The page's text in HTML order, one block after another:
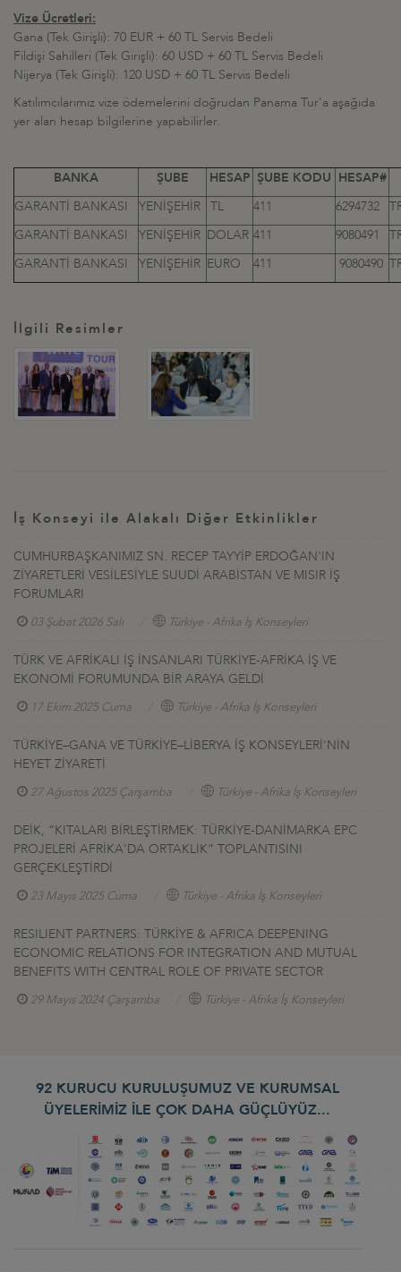
Vize Ücretleri:
Gana (Tek Girişli): 70 EUR + 60 TL Servis Bedeli
Fildişi Sahilleri (Tek Girişli): 60 USD + 60 TL Servis Bedeli
Nijerya (Tek Girişli): 120 USD + 60 TL Servis Bedeli
Katılımcılarımız vize ödemelerini doğrudan Panama Tur'a aşağıda
yer alan hesap bilgilerine yapabilirler.
BANKA ŞUBE HESAP ŞUBE KODU HESAP#
GARANTİ BANKASI
YENİŞEHİR TL 411 6294732
GARANTİ BANKASI
YENİŞEHİR DOLAR 411 9080491
GARANTİ BANKASI
YENİŞEHİR EURO 411 9080490
İlgili Resimler
İş Konseyi ile Alakalı Diğer Etkinlikler
CUMHURBAŞKANIMIZ SN. RECEP TAYYİP ERDOĞAN'IN
ZİYARETLERİ VESİLESİYLE SUUDİ ARABİSTAN VE MISIR İŞ
FORUMLARI
03 Şubat 2026 Salı Türkiye - Afrika İş Konseyleri
TÜRK VE AFRİKALI İŞ İNSANLARI TÜRKİYE-AFRİKA İŞ VE
EKONOMİ FORUMUNDA BİR ARAYA GELDİ
17 Ekim 2025 Cuma Türkiye - Afrika İş Konseyleri
TÜRKİYE–GANA VE TÜRKİYE–LİBERYA İŞ KONSEYLERİ'NİN
HEYET ZİYARETİ
27 Ağustos 2025 Çarşamba Türkiye - Afrika İş Konseyleri
DEİK, “KITALARI BİRLEŞTİRMEK: TÜRKİYE-DANİMARKA EPC
PROJELERİ AFRİKA'DA ORTAKLIK” TOPLANTISINI
GERÇEKLEŞTİRDİ
23 Mayıs 2025 Cuma Türkiye - Afrika İş Konseyleri
RESILIENT PARTNERS: TÜRKİYE & AFRICA DEEPENING
ECONOMIC RELATIONS FOR INTEGRATION AND MUTUAL
BENEFITS WITH CENTRAL ROLE OF PRIVATE SECTOR
29 Mayıs 2024 Çarşamba Türkiye - Afrika İş Konseyleri
92 KURUCU KURULUŞUMUZ VE KURUMSAL
ÜYELERİMİZ İLE ÇOK DAHA GÜÇLÜYÜZ...